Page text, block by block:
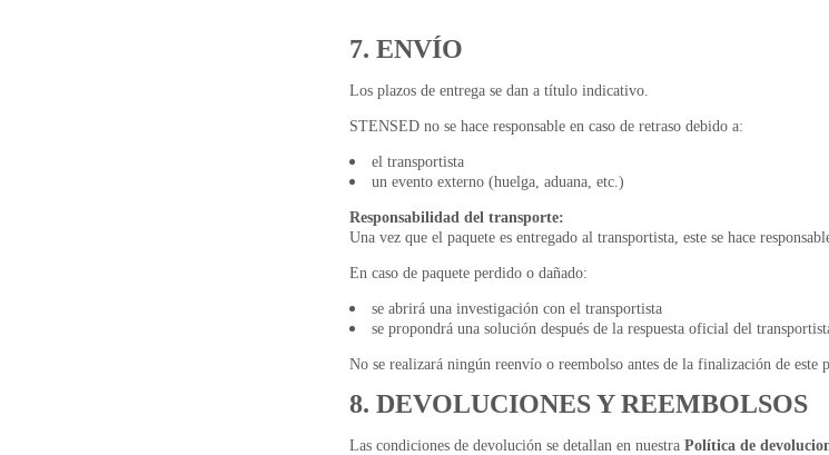
7. ENVÍO
Los plazos de entrega se dan a título indicativo.
STENSED no se hace responsable en caso de retraso debido a:
el transportista
un evento externo (huelga, aduana, etc.)
Responsabilidad del transporte:
Una vez que el paquete es entregado al transportista, este se hace
En caso de paquete perdido o dañado:
se abrirá una investigación con el transportista
se propondrá una solución después de la respuesta oficial del
No se realizará ningún reenvío o reembolso antes de la finalización de este
8. DEVOLUCIONES Y REEMBOLSOS
Las condiciones de devolución se detallan en nuestra Política de
El